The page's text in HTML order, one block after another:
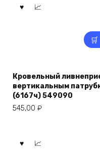
Кровельный
вертикальным
(6167ч) 549090
545,00 ₽